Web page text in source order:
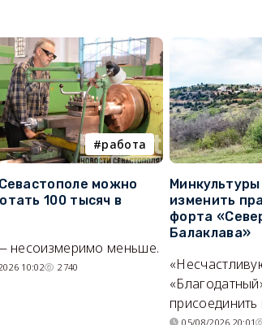
работа
можно
100 тысяч в
несоизмеримо меньше.
10:02 2740
изменить
форта
Балаклава»
присоединить
05/08/2026 20:01